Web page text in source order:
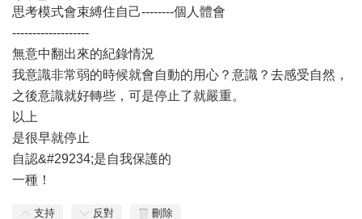
思考模式會束縛住自己--------個人體會
-------------------
無意中翻出來的紀錄情況
我意識非常弱的時候就會自動的用心？意識？去感受自然，
之後意識就好轉些，可是停止了就嚴重。
以上
是很早就停止
自認&#29234;是自我保護的
一種！
支持 反對 刪除